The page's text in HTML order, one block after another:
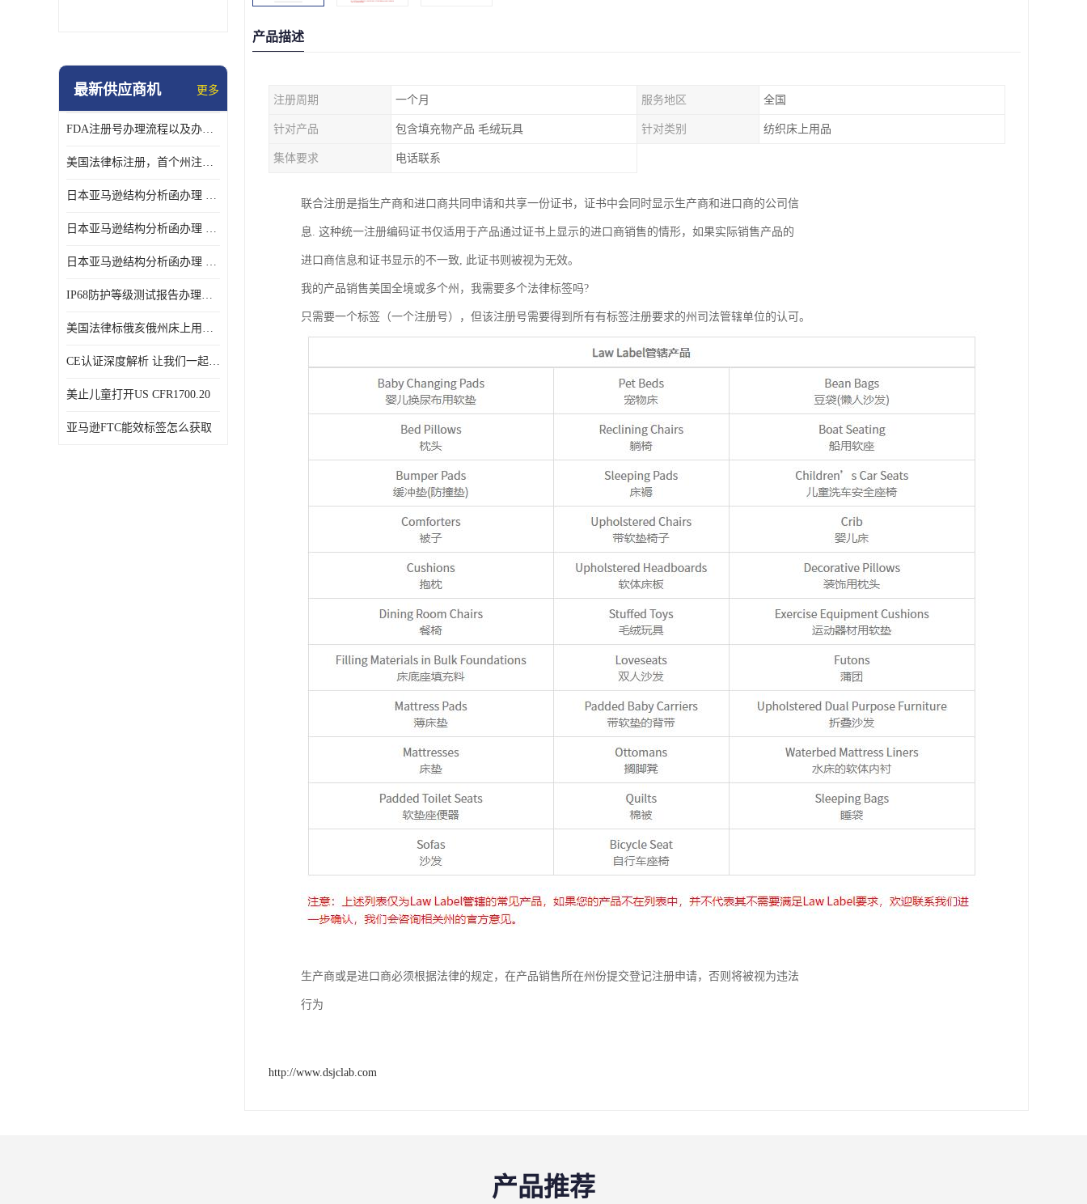
最新供应商机 更多
FDA注册号办理流程以及办理周期是多久
美国法律标注册，首个州注册该如何选择
日本亚马逊结构分析函办理 日本亚马逊 电饭煲
日本亚马逊结构分析函办理 日本亚马逊 热水壶等；
日本亚马逊结构分析函办理 日本亚马逊 果汁搅拌机
IP68防护等级测试报告办理标准要求
美国法律标俄亥俄州床上用品许可证讲解！
CE认证深度解析 让我们一起来认识CE认证
美止儿童打开US CFR1700.20
亚马逊FTC能效标签怎么获取
产品描述
注册周期 一个月 服务地区 全国
针对产品 包含填充物产品 毛绒玩具 针对类别 纺织床上用品
集体要求 电话联系
联合注册是指生产商和进口商共同申请和共享一份证书，证书中会同时显示生产商和进口商的公司信
息. 这种统一注册编码证书仅适用于产品通过证书上显示的进口商销售的情形，如果实际销售产品的
进口商信息和证书显示的不一致, 此证书则被视为无效。
我的产品销售美国全境或多个州，我需要多个法律标签吗?
只需要一个标签（一个注册号），但该注册号需要得到所有有标签注册要求的州司法管辖单位的认可。
生产商或是进口商必须根据法律的规定，在产品销售所在州份提交登记注册申请，否则将被视为违法
行为
http://www.dsjclab.com
产品推荐